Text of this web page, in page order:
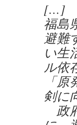
[…]
福島
避難
い生
ル依
「
剣に
政